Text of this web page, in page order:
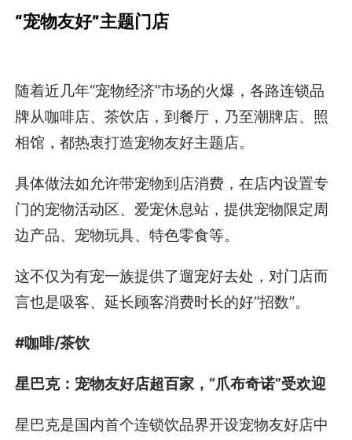
“宠物友好”主题门店
随着近几年“宠物经济”市场的火爆，各路连锁品
牌从咖啡店、茶饮店，到餐厅，乃至潮牌店、照
相馆，都热衷打造宠物友好主题店。
具体做法如允许带宠物到店消费，在店内设置专
门的宠物活动区、爱宠休息站，提供宠物限定周
边产品、宠物玩具、特色零食等。
这不仅为有宠一族提供了遛宠好去处，对门店而
言也是吸客、延长顾客消费时长的好“招数”。
#咖啡/茶饮
星巴克：宠物友好店超百家，“爪布奇诺”受欢迎
星巴克是国内首个连锁饮品界开设宠物友好店中